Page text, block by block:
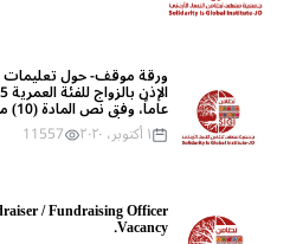
لعام 2019
١ أكتوبر، ٢٠٢٠ 11557
Vacancy.